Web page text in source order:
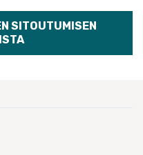
SITOUTUMISEN